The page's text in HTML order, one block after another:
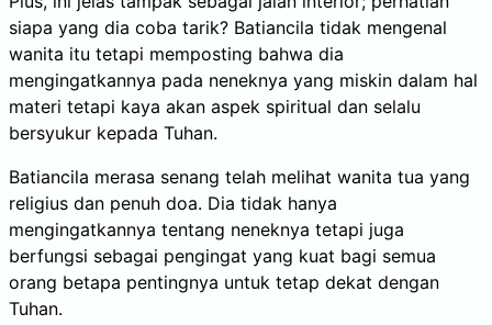
siapa yang dia coba tarik? Batiancila tidak mengenal
wanita itu tetapi memposting bahwa dia
mengingatkannya pada neneknya yang miskin dalam hal
materi tetapi kaya akan aspek spiritual dan selalu
bersyukur kepada Tuhan.
Batiancila merasa senang telah melihat wanita tua yang
religius dan penuh doa. Dia tidak hanya
mengingatkannya tentang neneknya tetapi juga
berfungsi sebagai pengingat yang kuat bagi semua
orang betapa pentingnya untuk tetap dekat dengan
Tuhan.